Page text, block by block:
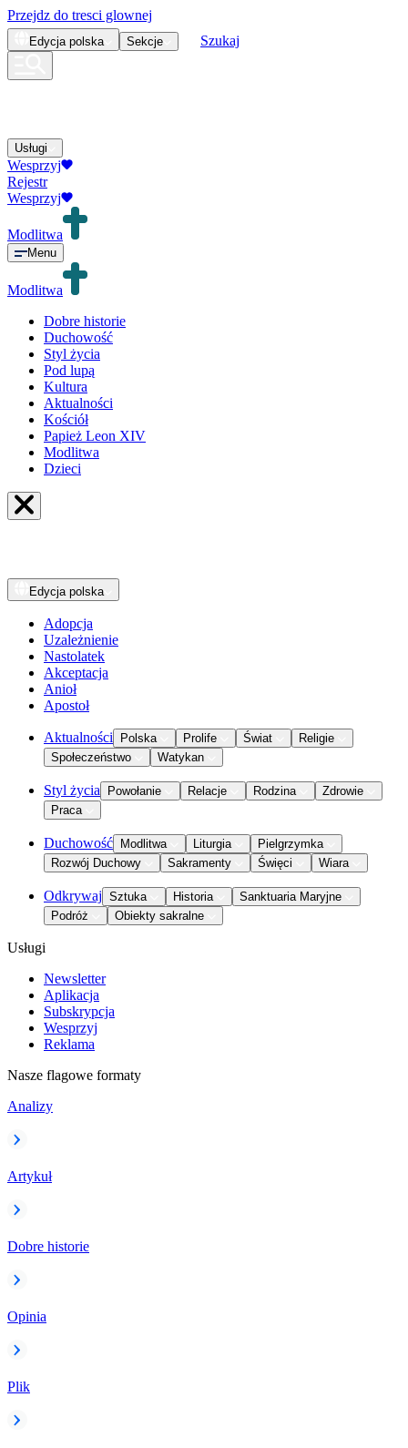
Przejdz do tresci glownej
Edycja polska Sekcje Szukaj
Usługi
Wesprzyj
Rejestr
Wesprzyj
Modlitwa
Menu
Modlitwa
Dobre historie
Duchowość
Styl życia
Pod lupą
Kultura
Aktualności
Kościół
Papież Leon XIV
Modlitwa
Dzieci
Edycja polska
Adopcja
Uzależnienie
Nastolatek
Akceptacja
Anioł
Apostoł
Aktualności Polska Prolife Świat
Religie
Społeczeństwo
Watykan
Styl życia Powołanie Relacje Rodzina
Zdrowie
Praca
Duchowość Modlitwa Liturgia
Pielgrzymka
Rozwój Duchowy
Sakramenty Święci Wiara
Odkrywaj Sztuka Historia
Sanktuaria Maryjne
Podróż
Obiekty sakralne
Usługi
Newsletter
Aplikacja
Subskrypcja
Wesprzyj
Reklama
Nasze flagowe formaty
Analizy
Artykuł
Dobre historie
Opinia
Plik